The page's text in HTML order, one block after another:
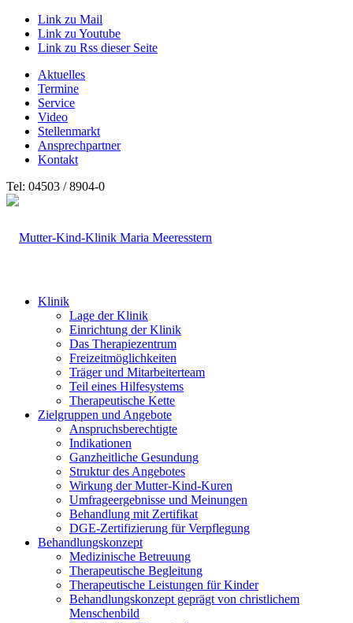
Link zu Mail
Link zu Youtube
Link zu Rss dieser Seite
Aktuelles
Termine
Service
Video
Stellenmarkt
Ansprechpartner
Kontakt
Tel: 04503 / 8904-0
Klinik
Lage der Klinik
Einrichtung der Klinik
Das Therapiezentrum
Freizeitmöglichkeiten
Träger und Mitarbeiterteam
Teil eines Hilfesystems
Therapeutische Kette
Zielgruppen und Angebote
Anspruchsberechtigte
Indikationen
Ganzheitliche Gesundung
Struktur des Angebotes
Wirkung der Mutter-Kind-Kuren
Umfrageergebnisse und Meinungen
Behandlung mit Zertifikat
DGE-Zertifizierung für Verpflegung
Behandlungskonzept
Medizinische Betreuung
Therapeutische Begleitung
Therapeutische Leistungen für Kinder
Behandlungskonzept geprägt von christlichem
Menschenbild